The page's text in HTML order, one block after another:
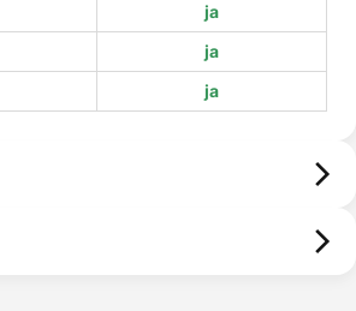
ja
ja
ja